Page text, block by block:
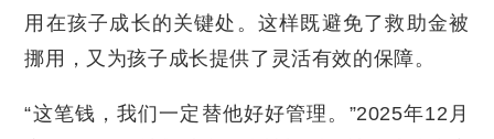
用在孩子成长的关键处。这样既避免了救助金被
挪用，又为孩子成长提供了灵活有效的保障。
“这笔钱，我们一定替他好好管理。”2025年12月